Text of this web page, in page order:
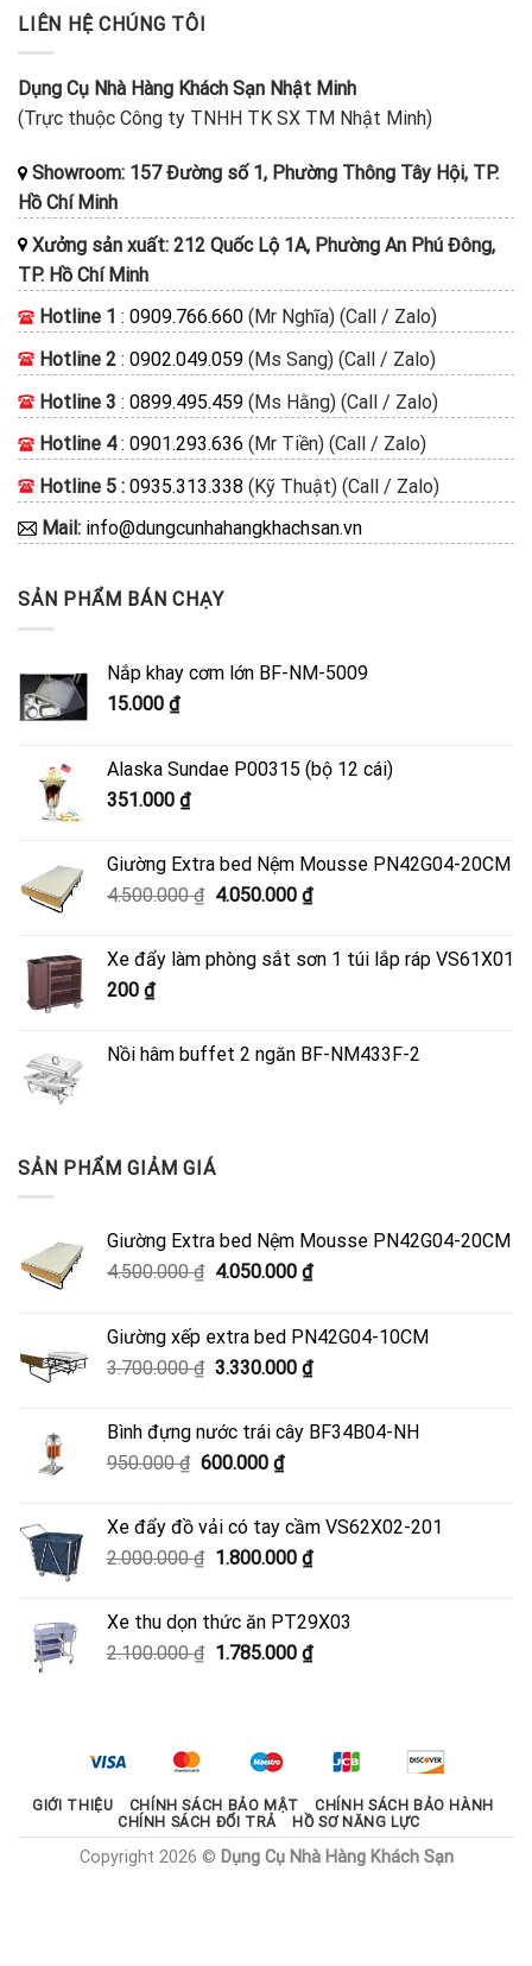
LIÊN HỆ CHÚNG TÔI
Dụng Cụ Nhà Hàng Khách Sạn Nhật Minh
(Trực thuộc Công ty TNHH TK SX TM Nhật Minh)
Showroom: 157 Đường số 1, Phường Thông Tây Hội, TP.
Hồ Chí Minh
Xưởng sản xuất: 212 Quốc Lộ 1A, Phường An Phú Đông,
TP. Hồ Chí Minh
Hotline 1 : 0909.766.660 (Mr Nghĩa) (Call / Zalo)
Hotline 2 : 0902.049.059 (Ms Sang) (Call / Zalo)
Hotline 3 : 0899.495.459 (Ms Hằng) (Call / Zalo)
Hotline 4: 0901.293.636 (Mr Tiền) (Call / Zalo)
Hotline 5 : 0935.313.338 (Kỹ Thuật) (Call / Zalo)
Mail: info@dungcunhahangkhachsan.vn
SẢN PHẨM BÁN CHẠY
Nắp khay cơm lớn BF-NM-5009
15.000 ₫
Alaska Sundae P00315 (bộ 12 cái)
351.000 ₫
Giường Extra bed Nệm Mousse PN42G04-20CM
4.500.000₫ Giá
4.500.000 ₫.
4.050.000 ₫Giá
là:
Xe đẩy làm phòng sắt sơn 1 túi lắp ráp VS61X01
200 ₫
Nồi hâm buffet 2 ngăn BF-NM433F-2
SẢN PHẨM GIẢM GIÁ
Giường Extra bed Nệm Mousse PN42G04-20CM
4.500.000₫ Giá
4.500.000 ₫.
4.050.000 ₫Giá
là:
4.050.000 ₫.
Giường xếp extra bed PN42G04-10CM
3.700.000₫ Giá
3.700.000 ₫.
3.330.000 ₫Giá
là:
Bình đựng nước trái cây BF34B04-NH
950.000₫ Giá
950.000 ₫.
600.000 ₫Giá
là:
600.000 ₫.
Xe đẩy đồ vải có tay cầm VS62X02-201
2.000.000₫ Giá
2.000.000 ₫.
1.800.000 ₫Giá
là:
1.800.000 ₫.
Xe thu dọn thức ăn PT29X03
2.100.000₫ Giá
1.785.000 ₫Giá
1.785.000 ₫.
GIỚI THIỆU CHÍNH SÁCH BẢO MẬT
CHÍNH SÁCH BẢO HÀNH
CHÍNH SÁCH ĐỔI TRẢ
HỒ SƠ NĂNG LỰC
Copyright 2026 © Dụng Cụ Nhà Hàng Khách Sạn